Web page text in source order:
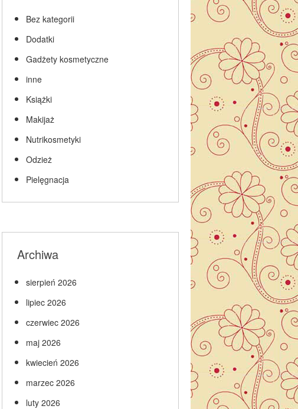
Bez kategorii
Dodatki
Gadżety kosmetyczne
inne
Książki
Makijaż
Nutrikosmetyki
Odzież
Pielęgnacja
Archiwa
sierpień 2026
lipiec 2026
czerwiec 2026
maj 2026
kwiecień 2026
marzec 2026
luty 2026